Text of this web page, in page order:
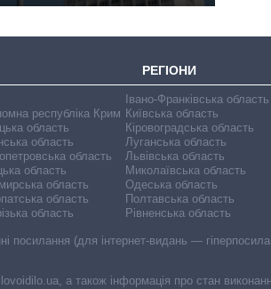
РЕГІОНИ
республіка Крим
область
область
область
область
область
область
область
Івано-Франківська область
Київська область
Кіровоградська область
Луганська область
Львівська область
Миколаївська область
Одеська область
Полтавська область
Рівненська область
посилання (для інтернет-видань —
а також інформація про стан